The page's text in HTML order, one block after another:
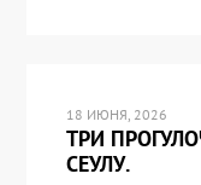
18 ИЮНЯ, 2026
ТРИ
СЕУЛУ.